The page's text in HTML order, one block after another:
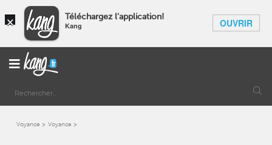
× Téléchargez l'application!
Kang OUVRIR
Voyance Voyance